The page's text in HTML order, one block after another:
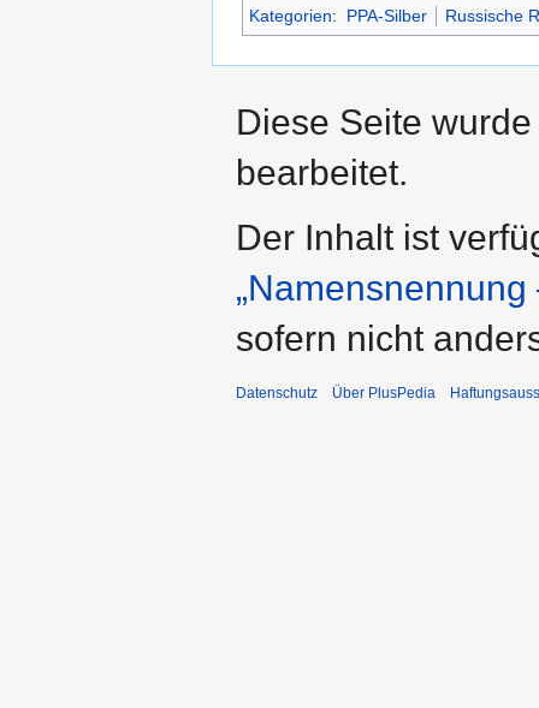
Kategorien: PPA-Silber Russische
Diese Seite
bearbeitet.
Der Inhalt ist
sofern nicht
Datenschutz Über PlusPedia